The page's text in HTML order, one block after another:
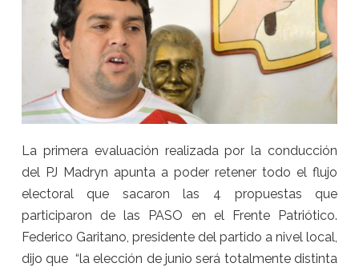
La primera evaluación realizada por la conducción
del PJ Madryn apunta a poder retener todo el flujo
electoral que sacaron las 4 propuestas que
participaron de las PASO en el Frente Patriótico.
Federico Garitano, presidente del partido a nivel local,
dijo que “la elección de junio será totalmente distinta